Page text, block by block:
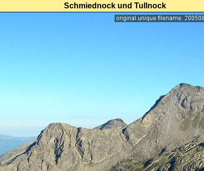
Schmiednock und Tullnock